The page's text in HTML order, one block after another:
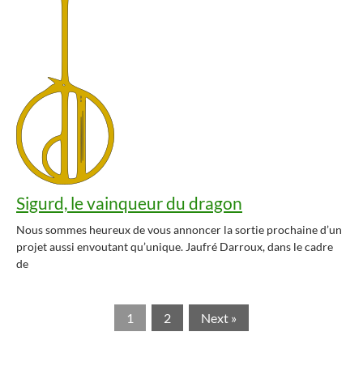
Sigurd, le vainqueur du dragon
Nous sommes heureux de vous annoncer la sortie prochaine d’un
projet aussi envoutant qu’unique. Jaufré Darroux, dans le cadre
de
1 2 Next »